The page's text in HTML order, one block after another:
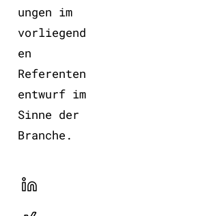
ungen im
vorliegend
en
Referenten
entwurf im
Sinne der
Branche.
LinekdIn